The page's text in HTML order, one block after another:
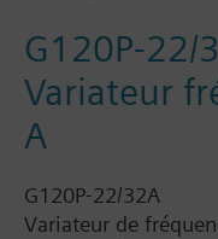
G120P-22/
Variateur
A
G120P-22/32A
Variateur de